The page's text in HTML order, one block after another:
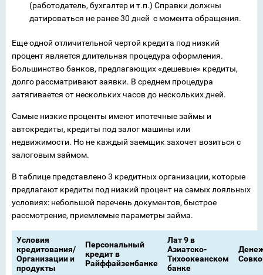
(работодатель, бухгалтер и т.п.) Справки должны
датироваться не ранее 30 дней с момента обращения.
Еще одной отличительной чертой кредита под низкий
процент является длительная процедура оформления.
Большинство банков, предлагающих «дешевые» кредиты,
долго рассматривают заявки. В среднем процедура
затягивается от нескольких часов до нескольких дней.
Самые низкие проценты имеют ипотечные займы и
автокредиты, кредиты под залог машины или
недвижимости. Но не каждый заемщик захочет возиться с
залоговым займом.
В таблице представлено 3 кредитных организации, которые
предлагают кредиты под низкий процент на самых лояльных
условиях: небольшой перечень документов, быстрое
рассмотрение, приемлемые параметры займа.
Условия
кредитования/
Организации и
продукты
Персональный
кредит в
Райффайзенбанке
Лат 9 в
Азиатско-
Тихоокеанском
банке